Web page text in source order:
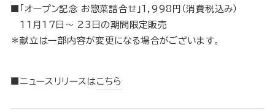
■「オープン記念 お惣菜詰合せ」1,998円（消費税込み）
11月17日～ 23日の期間限定販売
＊献立は一部内容が変更になる場合がございます。
■ニュースリリースは こちら